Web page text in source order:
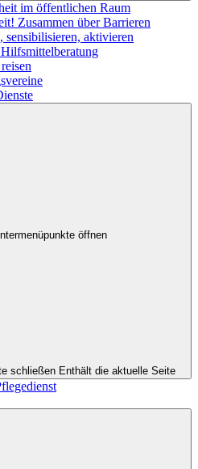
im öffentlichen Raum
Zusammen über Barrieren
sensibilisieren, aktivieren
öffnen
schließen Enthält die aktuelle Seite